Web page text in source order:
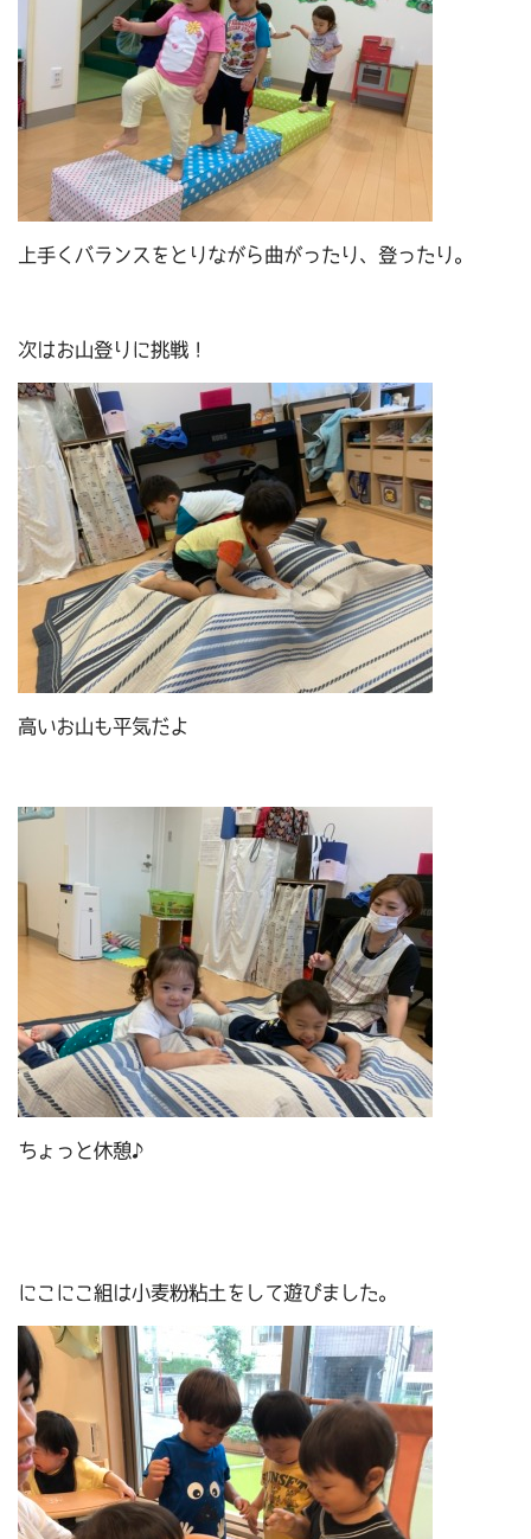
上手くバランスをとりながら曲がったり、登ったり。
次はお山登りに挑戦！
高いお山も平気だよ
ちょっと休憩♪
にこにこ組は小麦粉粘土をして遊びました。